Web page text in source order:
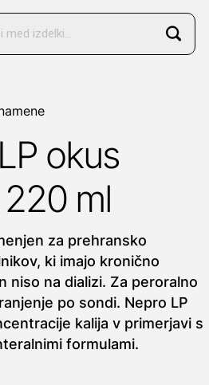
okus
ml
za prehransko
ki imajo kronično
niso na dializi. Za peroralno
po sondi. Nepro LP
kalija v primerjavi s
formulami.